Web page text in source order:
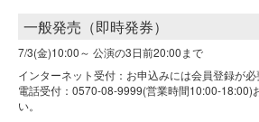
一般発売（即時発券）
7/3(金)10:00～ 公演の3日前20:00まで
インターネット受付：お申込みには会員登録が必
電話受付：0570-08-9999(営業時間10:00-18:00)
い。